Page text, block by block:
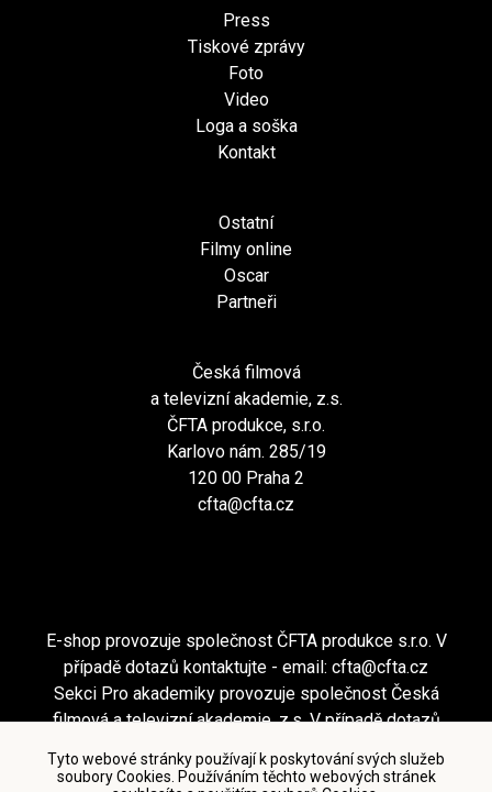
Tyto webové stránky používají k poskytování svých služeb
soubory Cookies. Používáním těchto webových stránek
Press
Tiskové zprávy
Foto
Video
Loga a soška
Kontakt
Ostatní
Filmy online
Oscar
Partneři
Česká filmová
a televizní akademie, z.s.
ČFTA produkce, s.r.o.
Karlovo nám. 285/19
120 00 Praha 2
cfta@cfta.cz
E-shop provozuje společnost ČFTA produkce s.r.o. V
případě dotazů kontaktujte - email: cfta@cfta.cz
Sekci Pro akademiky provozuje společnost Česká
filmová a televizní akademie, z.s. V případě dotazů